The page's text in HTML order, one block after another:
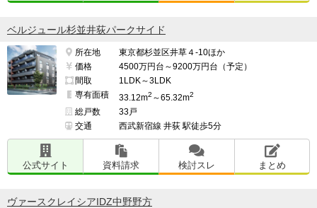
ベルジュール杉並井荻パークサイド
所在地
東京都杉並区井草４-10ほか
価格
4500万円台～9200万円台（予定）
間取
1LDK～3LDK
専有面積
33.12m2 ～65.32m2
総戸数
33戸
交通
西武新宿線 井荻 駅徒歩5分
公式サイト 資料請求 検討スレ まとめ
ヴァースクレイシアIDZ中野野方